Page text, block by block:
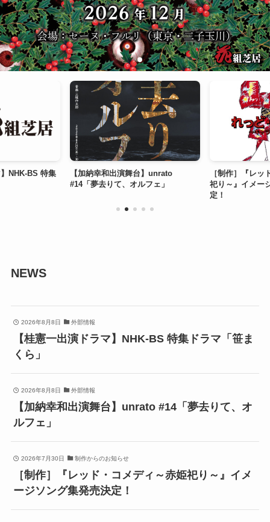
NHK-BS 特集
【加納幸和出演舞台】unrato
#14「夢去りて、オルフェ」
［制作］『レッ
祀り～』イメー
定！
NEWS
2026年8月8日 外部情報
【桂憲一出演ドラマ】NHK-BS 特集ドラマ「笹ま
くら」
2026年8月8日 外部情報
【加納幸和出演舞台】unrato #14「夢去りて、オ
ルフェ」
2026年7月30日 制作からのお知らせ
［制作］『レッド・コメディ～赤姫祀り～』イメ
ージソング集発売決定！